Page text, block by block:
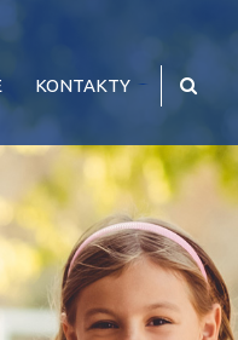
KONTAKTY